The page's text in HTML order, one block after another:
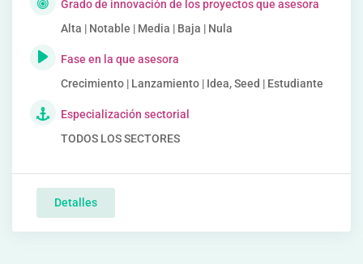
Grado de innovación de los proyectos que asesora
Alta | Notable | Media | Baja | Nula
Fase en la que asesora
Crecimiento | Lanzamiento | Idea, Seed | Estudiante
Especialización sectorial
TODOS LOS SECTORES
Detalles